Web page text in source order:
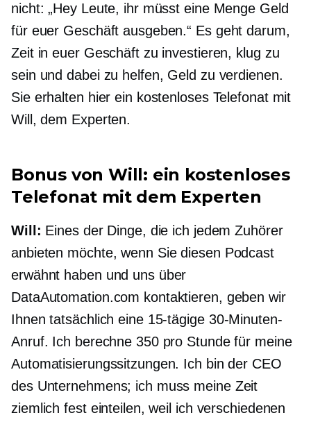
nicht: „Hey Leute, ihr müsst eine Menge Geld
für euer Geschäft ausgeben.“ Es geht darum,
Zeit in euer Geschäft zu investieren, klug zu
sein und dabei zu helfen, Geld zu verdienen.
Sie erhalten hier ein kostenloses Telefonat mit
Will, dem Experten.
Bonus von Will: ein kostenloses
Telefonat mit dem Experten
Will: Eines der Dinge, die ich jedem Zuhörer
anbieten möchte, wenn Sie diesen Podcast
erwähnt haben und uns über
DataAutomation.com kontaktieren, geben wir
Ihnen tatsächlich eine 15-tägige 30-Minuten-
Anruf. Ich berechne 350 pro Stunde für meine
Automatisierungssitzungen. Ich bin der CEO
des Unternehmens; ich muss meine Zeit
ziemlich fest einteilen, weil ich verschiedenen